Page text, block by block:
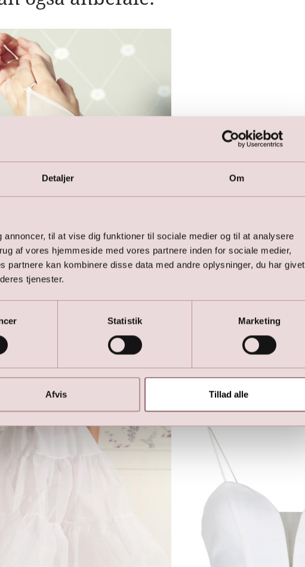
Detaljer Om
til at vise dig funktioner til sociale medier og til at analysere
af vores hjemmeside med vores partnere inden for sociale medier,
partnere kan kombinere disse data med andre oplysninger, du har givet
tjenester.
Statistik Marketing
Afvis Tillad alle
er favoritterne